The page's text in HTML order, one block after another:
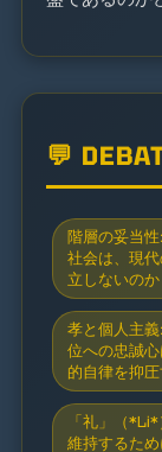
💬
階層の妥当
社会は、現
立しないのか
孝と個人主
位への忠誠
的自律を抑
「礼」（
維持するた